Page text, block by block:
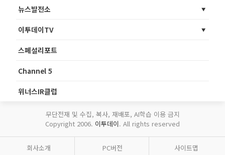
뉴스발전소
이투데이TV
스페셜리포트
Channel 5
위너스IR클럽
무단전재 및 수집, 복사, 재배포, AI학습 이용 금지
Copyright 2006. 이투데이. All rights reserved
회사소개 PC버전 사이트맵